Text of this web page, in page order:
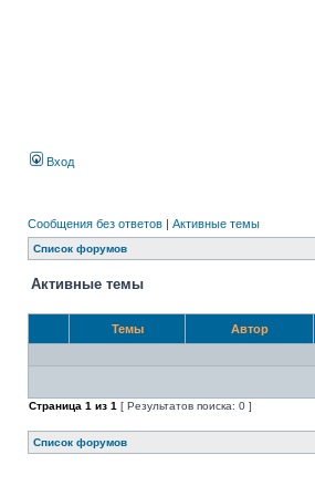
Вход
Сообщения без ответов | Активные темы
Список форумов
Активные темы
Темы Автор
Страница 1 из 1 [ Результатов поиска: 0 ]
Список форумов